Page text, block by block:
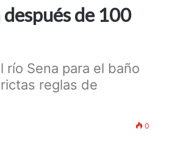
de 100
Sena para el baño
reglas de
0